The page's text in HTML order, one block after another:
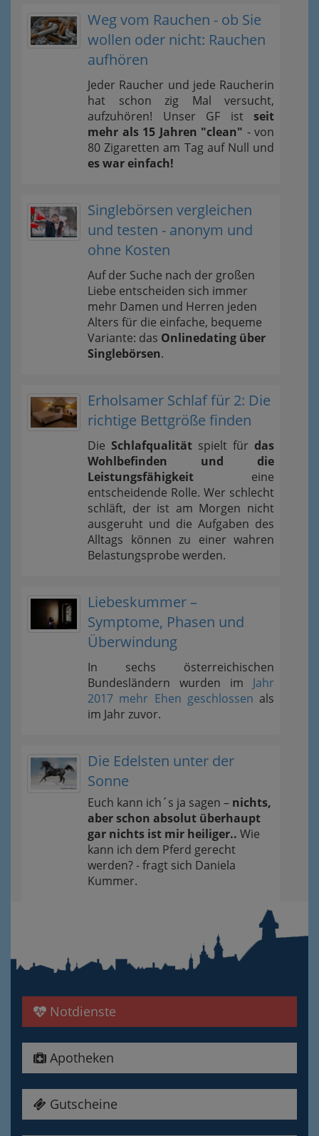
Weg vom Rauchen - ob Sie
wollen oder nicht: Rauchen
aufhören
Jeder Raucher und jede Raucherin
hat schon zig Mal versucht,
aufzuhören! Unser GF ist seit
mehr als 15 Jahren "clean" - von
80 Zigaretten am Tag auf Null und
es war einfach!
Singlebörsen vergleichen
und testen - anonym und
ohne Kosten
Auf der Suche nach der großen
Liebe entscheiden sich immer
mehr Damen und Herren jeden
Alters für die einfache, bequeme
Variante: das Onlinedating über
Singlebörsen.
Erholsamer Schlaf für 2: Die
richtige Bettgröße finden
Die Schlafqualität spielt für das
Wohlbefinden und die
Leistungsfähigkeit eine
entscheidende Rolle. Wer schlecht
schläft, der ist am Morgen nicht
ausgeruht und die Aufgaben des
Alltags können zu einer wahren
Belastungsprobe werden.
Liebeskummer –
Symptome, Phasen und
Überwindung
In sechs österreichischen
Bundesländern wurden im Jahr
2017 mehr Ehen geschlossen als
im Jahr zuvor.
Die Edelsten unter der
Sonne
Euch kann ich´s ja sagen – nichts,
aber schon absolut überhaupt
gar nichts ist mir heiliger.. Wie
kann ich dem Pferd gerecht
werden? - fragt sich Daniela
Kummer.
Notdienste
Apotheken
Gutscheine